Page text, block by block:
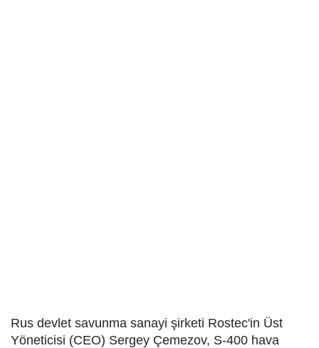
Rus devlet savunma sanayi şirketi Rostec'in Üst
Yöneticisi (CEO) Sergey Çemezov, S-400 hava